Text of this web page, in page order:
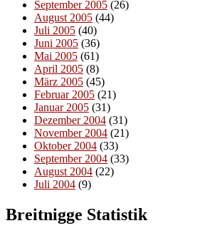
September 2005 (26)
August 2005 (44)
Juli 2005 (40)
Juni 2005 (36)
Mai 2005 (61)
April 2005 (8)
März 2005 (45)
Februar 2005 (21)
Januar 2005 (31)
Dezember 2004 (31)
November 2004 (21)
Oktober 2004 (33)
September 2004 (33)
August 2004 (22)
Juli 2004 (9)
Breitnigge Statistik